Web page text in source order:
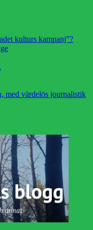
kulturs kampanj”?
med värdelös journalistik